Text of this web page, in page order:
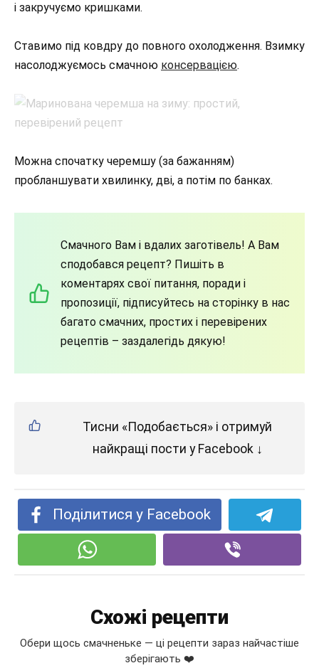
і закручуємо кришками.
Ставимо під ковдру до повного охолодження. Взимку
насолоджуємось смачною консервацією.
Можна спочатку черемшу (за бажанням)
пробланшувати хвилинку, дві, а потім по банках.
Смачного Вам і вдалих заготівель! А Вам
сподобався рецепт? Пишіть в
коментарях свої питання, поради і
пропозиції, підписуйтесь на сторінку в нас
багато смачних, простих і перевірених
рецептів – заздалегідь дякую!
Тисни «Подобається» і отримуй
найкращі пости у Facebook ↓
Поділитися у Facebook
Схожі рецепти
Обери щось смачненьке — ці рецепти зараз найчастіше
зберігають ❤️